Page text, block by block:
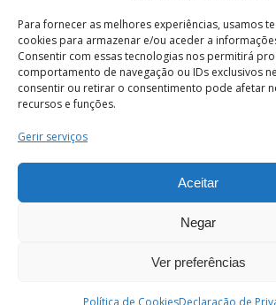
Para fornecer as melhores experiências, usamos
cookies para armazenar e/ou aceder a
Consentir com essas tecnologias nos permitirá
comportamento de navegação ou IDs exclusivos
consentir ou retirar o consentimento pode afetar
recursos e funções.
Gerir serviços
Aceitar
Negar
Ver preferências
Política de CookiesDeclaração de
Termos e Condições
os direitos reservados.